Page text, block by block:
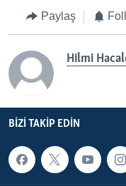
Paylaş
Hilmi
BIZI TAKIP EDIN